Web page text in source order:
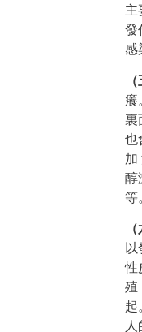
主
發
感
癢
裏
也
加
醇
等
以
性
殖
起